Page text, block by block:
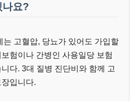
나요?
는 고혈압, 당뇨가 있어도 가입할
험이나 간병인 사용일당 보험
다. 3대 질병 진단비와 함께 고
입니다.